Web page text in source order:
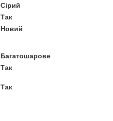
Сірий
Так
Новий
Багатошарове
Так
Так